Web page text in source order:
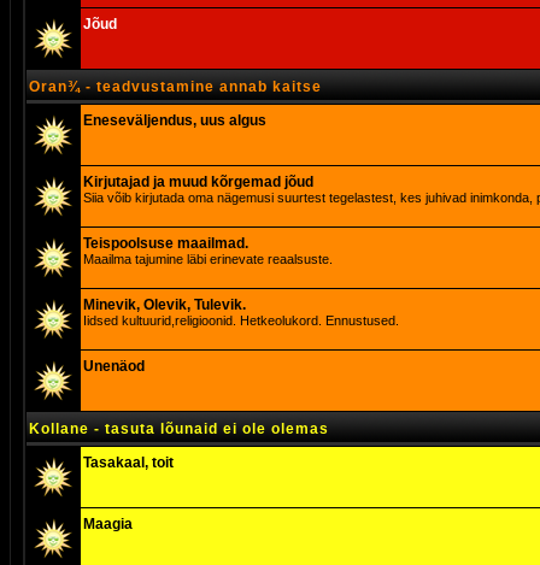
Jõud
Oran¾ - teadvustamine annab kaitse
Eneseväljendus, uus algus
Kirjutajad ja muud kõrgemad jõud
Siia võib kirjutada oma nägemusi suurtest tegelastest, kes juhivad inimkonda,
Teispoolsuse maailmad.
Maailma tajumine läbi erinevate reaalsuste.
Minevik, Olevik, Tulevik.
Iidsed kultuurid,religioonid. Hetkeolukord. Ennustused.
Unenäod
Kollane - tasuta lõunaid ei ole olemas
Tasakaal, toit
Maagia